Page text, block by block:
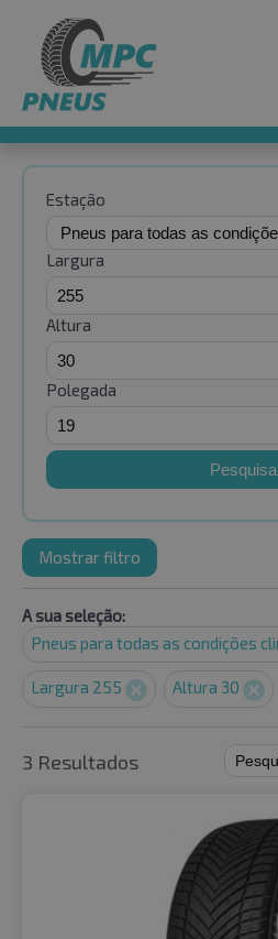
Estação
Largura
Altura
Polegada
Mostrar filtro
A sua seleção:
Pneus para todas as condições
Largura 255 Altura 30
3 Resultados